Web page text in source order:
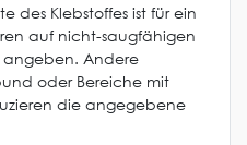
des Klebstoffes ist für ein
auf nicht-saugfähigen
angeben. Andere
oder Bereiche mit
die angegebene